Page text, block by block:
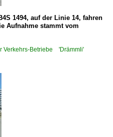
1494, auf der Linie 14, fahren
Aufnahme stammt vom
Verkehrs-Betriebe 'Drämmli'